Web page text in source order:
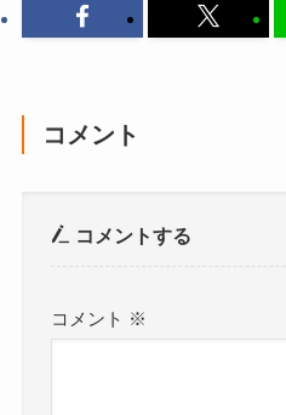
コメント
コメントする
コメント ※